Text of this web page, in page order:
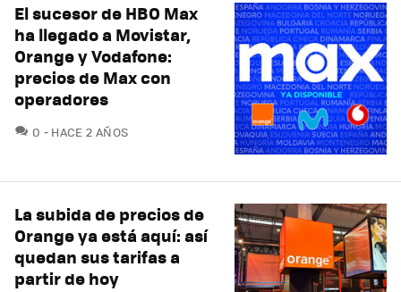
El sucesor de HBO Max
ha llegado a Movistar,
Orange y Vodafone:
precios de Max con
operadores
0 COMENTARIOS
HACE 2 AÑOS
La subida de precios de
Orange ya está aquí: así
quedan sus tarifas a
partir de hoy